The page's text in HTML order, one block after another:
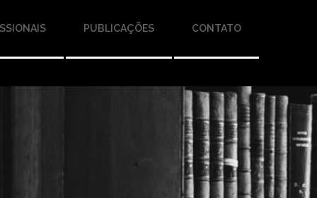
PUBLICAÇÕES CONTATO